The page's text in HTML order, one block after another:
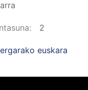
2
euskara